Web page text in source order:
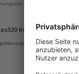
bei Hitze, schmutz- und
kurze Arbeitshose
- siehe Preis bei